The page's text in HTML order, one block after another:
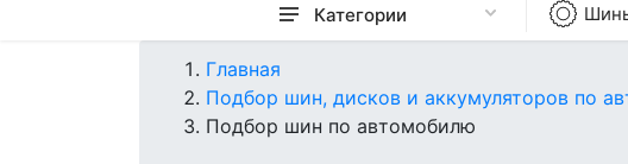
Категории
Главная
Подбор шин, дисков и аккумуляторов по
Подбор шин по автомобилю